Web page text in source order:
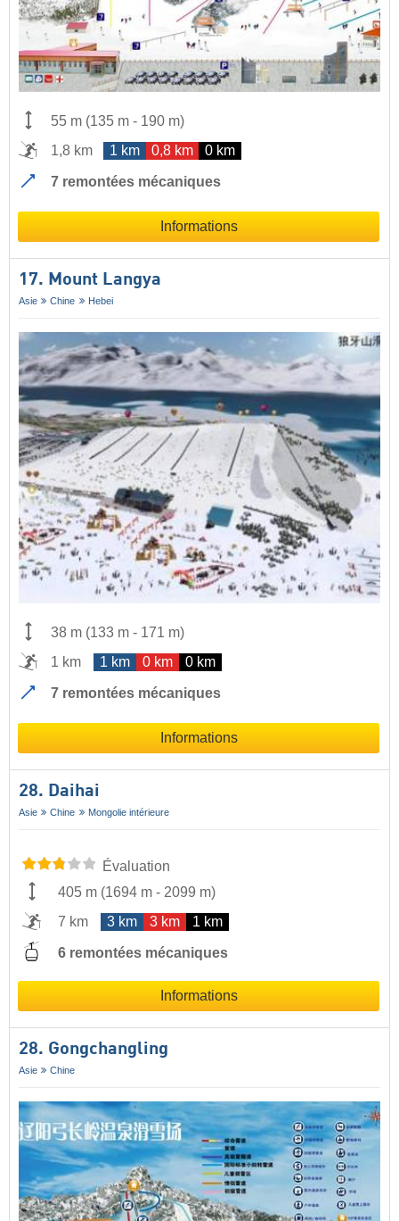
55 m (135 m - 190 m)
1,8 km
1 km 0,8 km 0 km
7 remontées mécaniques
Informations
17. Mount Langya
Asie Chine Hebei
38 m (133 m - 171 m)
1 km
1 km 0 km 0 km
7 remontées mécaniques
Informations
28. Daihai
Asie Chine Mongolie intérieure
Évaluation
405 m (1694 m - 2099 m)
7 km
3 km 3 km 1 km
6 remontées mécaniques
Informations
28. Gongchangling
Asie Chine